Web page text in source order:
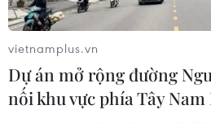
Công Phượng gặp thử thách
trong ngày tái xuất V-League
06/08/2026 11:49
vietnamplus.vn
Dự án mở rộng đường
nối khu vực phía Tây Nam